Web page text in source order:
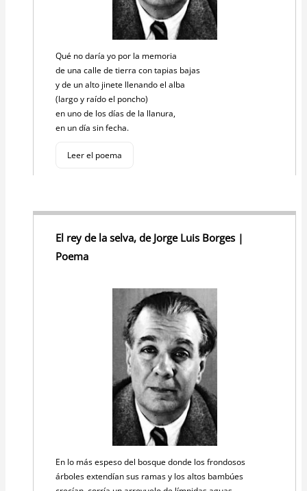
Qué no daría yo por la memoria
de una calle de tierra con tapias bajas
y de un alto jinete llenando el alba
(largo y raído el poncho)
en uno de los días de la llanura,
en un día sin fecha.
Leer el poema
El rey de la selva, de Jorge Luis Borges |
Poema
En lo más espeso del bosque donde los frondosos
árboles extendían sus ramas y los altos bambúes